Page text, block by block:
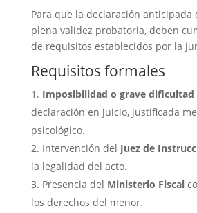
Para que la declaración anticipada
plena validez probatoria, deben
de requisitos establecidos por la
Requisitos formales
Imposibilidad o grave dificultad
declaración en juicio, justificada
psicológico.
Intervención del Juez de
la legalidad del acto.
Presencia del Ministerio Fiscal
los derechos del menor.